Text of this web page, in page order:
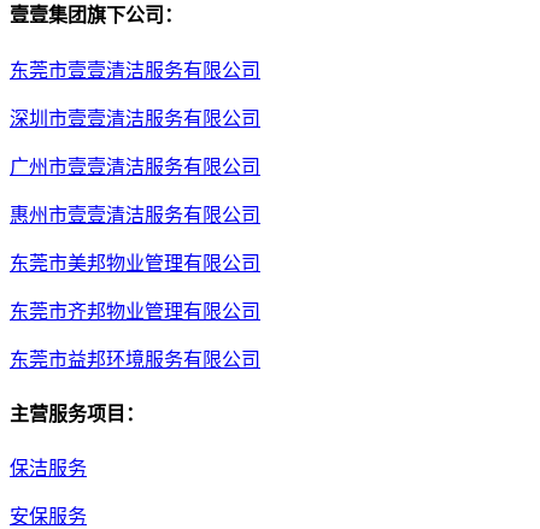
壹壹集团旗下公司：
东莞市壹壹清洁服务有限公司
深圳市壹壹清洁服务有限公司
广州市壹壹清洁服务有限公司
惠州市壹壹清洁服务有限公司
东莞市美邦物业管理有限公司
东莞市齐邦物业管理有限公司
东莞市益邦环境服务有限公司
主营服务项目：
保洁服务
安保服务